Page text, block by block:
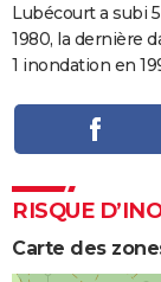
Dictionnaire
Biographies
Citations
Expressions
Proverbes
PROGRAMME TV
COPAINS D'AVANT
Se connecter
Collèges
Universités
Entreprises
Service militaire
Avis de recherche
AVIS DE DÉCÈS
Bricolage
Lifestyle
Culture
Sport
Auto
Television
Voyage
Cinema
Lubécourt a subi
1980, la dernière
1 inondation en
RISQUE
Carte des